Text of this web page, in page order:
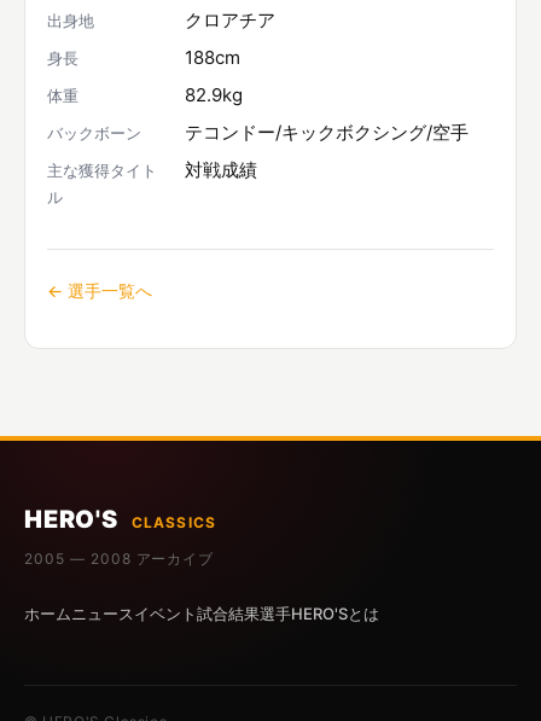
出身地 クロアチア
身長 188cm
体重 82.9kg
バックボーン テコンドー/キックボクシング/空手
主な獲得タイト
ル
対戦成績
← 選手一覧へ
HERO'S
CLASSICS
2005 — 2008 アーカイブ
ホームニュースイベント試合結果選手HERO'Sとは